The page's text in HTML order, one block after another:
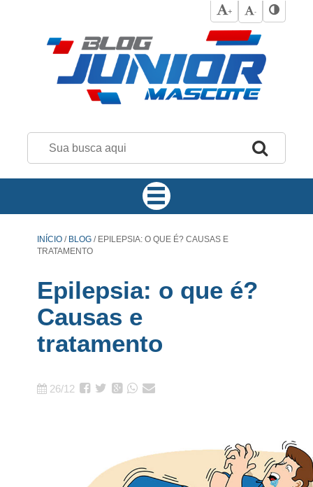
+ -
INÍCIO / BLOG /EPILEPSIA: O QUE É? CAUSAS E
TRATAMENTO
Epilepsia: o que é?
Causas e
tratamento
26/12